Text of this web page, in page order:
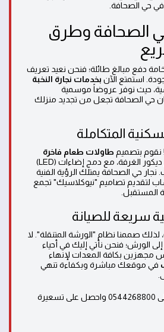
حي الصحافة.
الصحافة وطرق
دفع مبالغ طائلة؛ فنحن نعيد تعريف
استمتع الآن بخدمات نجارة النخبة
حيث نوفر عروضاً موسمية
حي الصحافة تجعل من تجديد منزلك
المتكاملة
نقوم بتصميم طاولات طعام فاخرة
ووحدات تلفاز تتناغم مع ديكور الغرفة، مع دمج إضاءات (LED)
حي الصحافة يمتلك الرؤية الفنية
لتقديم تصاميم "نيوكلاسيك" تجمع
المستقبل.
سريعة للصيانة
صممنا نظام "الورشة المتنقلة". لا
إلى الورش؛ فنحن نأتي إليك في أحياء
مجهزين بكافة المعدات لإنهاء
في موقعك مباشرة وبكفاءة تنهي
احجز فنيّك الآن! اتصل على 0544268800 واحصل على تسعيرة